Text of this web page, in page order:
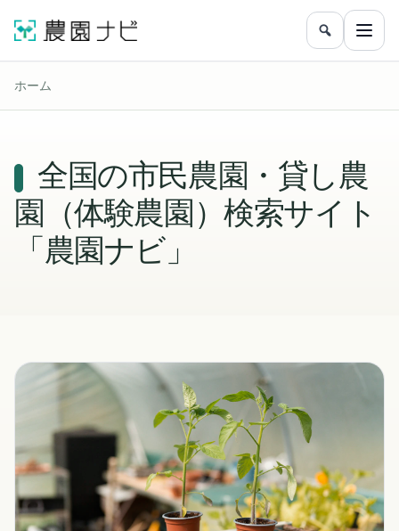
農園をフ
メニ
ホーム
全国の市民農園・貸し農
園（体験農園）検索サイト
「農園ナビ」